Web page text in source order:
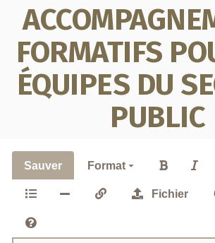
FORMATIFS
ÉQUIPES DU
PUBLIC
Sauver Format
Fichier